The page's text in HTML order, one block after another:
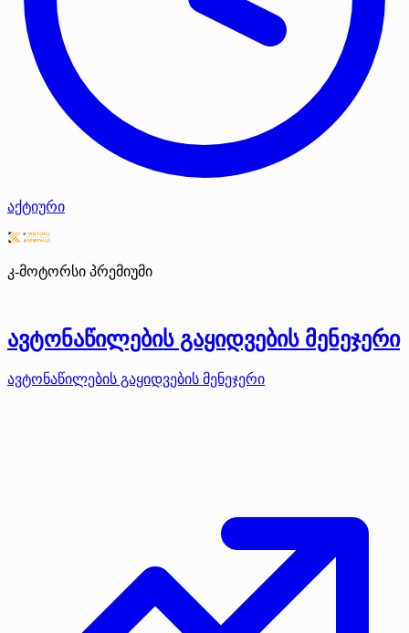
აქტიური
კ-მოტორსი პრემიუმი
ავტონაწილების გაყიდვების მენეჯერი
ავტონაწილების გაყიდვების მენეჯერი